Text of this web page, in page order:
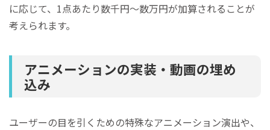
に応じて、1点あたり数千円～数万円が加算されることが
考えられます。
アニメーションの実装・動画の埋め
込み
ユーザーの目を引くための特殊なアニメーション演出や、